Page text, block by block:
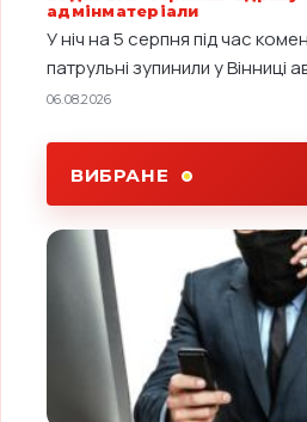
адмінматеріали
У ніч на 5 серпня під час
патрульні зупинили у Вінниці
06.08.2026
ВИБРАНЕ